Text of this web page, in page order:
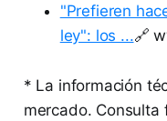
"Prefieren
ley": los ...🔗
* La información
mercado.